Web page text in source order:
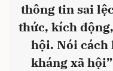
thông tin sai
thức, kích
hội. Nói cách
kháng xã